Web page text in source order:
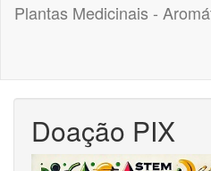
Plantas Medicinais -
Doação PIX